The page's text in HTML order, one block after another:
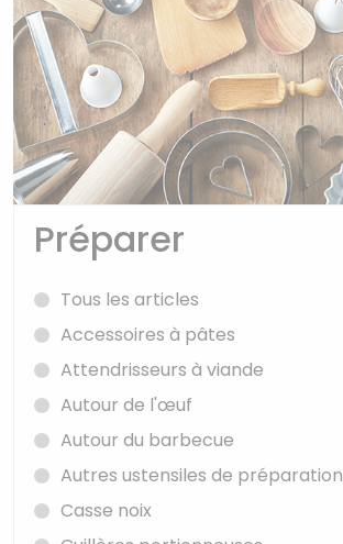
Préparer
Tous les articles
Accessoires à pâtes
Attendrisseurs à viande
Autour de l'œuf
Autour du barbecue
Autres ustensiles de préparation
Casse noix